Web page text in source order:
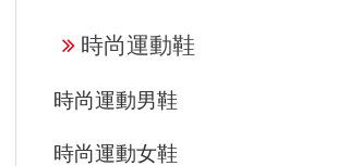
時尚運動鞋
時尚運動男鞋
時尚運動女鞋